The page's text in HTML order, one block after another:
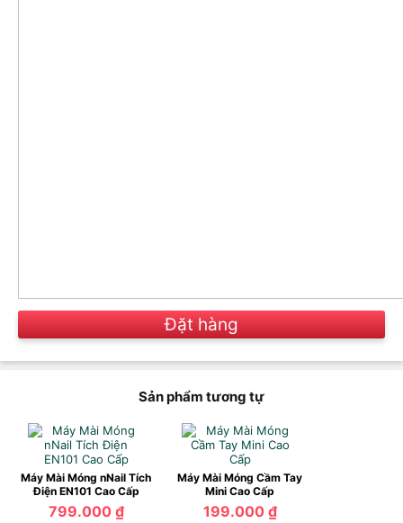
Đặt hàng
Sản phẩm tương tự
Máy Mài Móng nNail Tích
Điện EN101 Cao Cấp
799.000 ₫
Máy Mài Móng Cầm Tay
Mini Cao Cấp
199.000 ₫